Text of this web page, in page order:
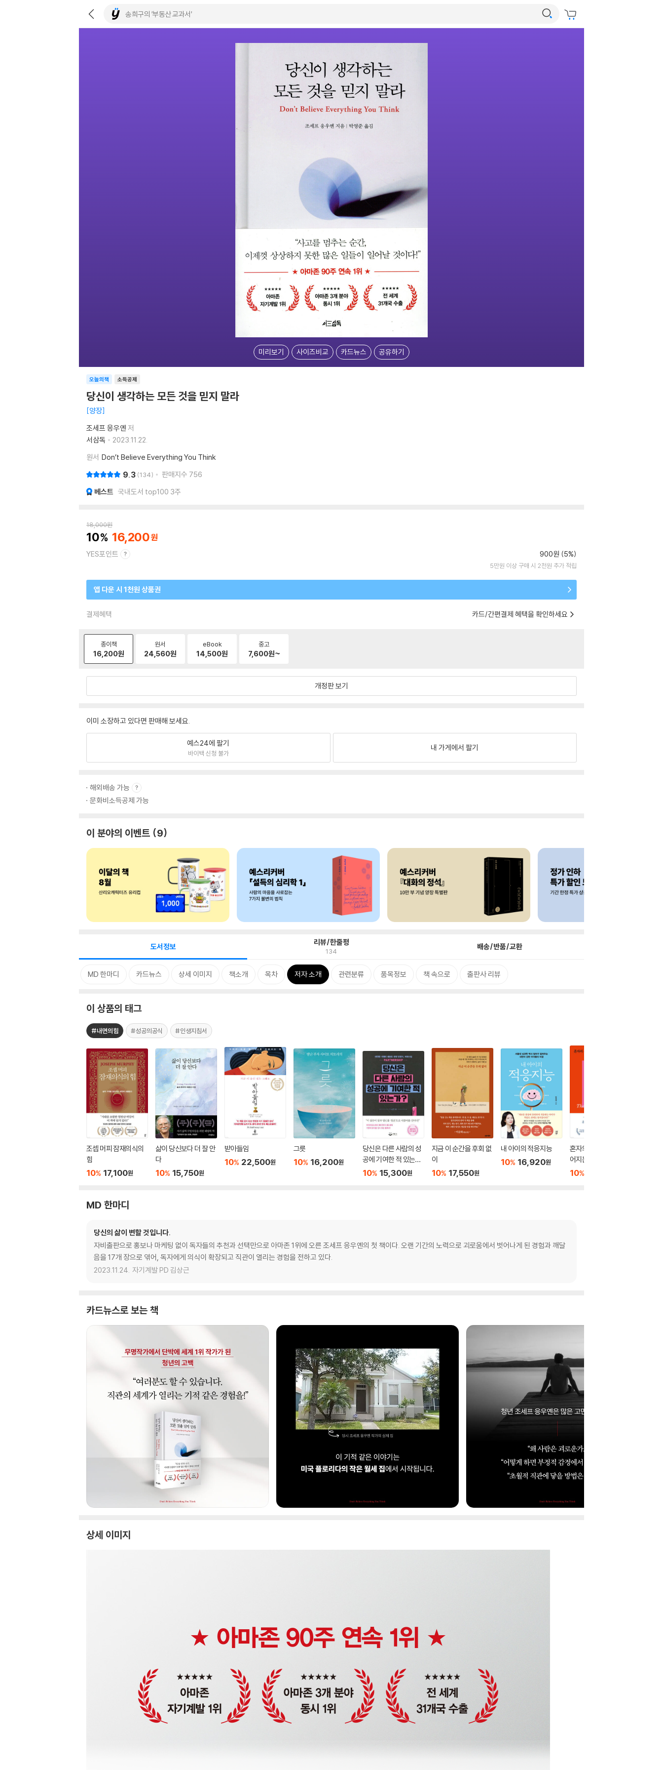
미리보기 사이즈비교 카드뉴스 공유하기
소득공제
오늘의책
당신이 생각하는 모든 것을 믿지 말라
양장
조세프 응우옌 저
서삼독
2023.11.22.
원서 Don’t Believe Everything You Think
9.3 134 판매지수 756
베스트 국내도서 top100 3주
18,000원
10 16,200
YES포인트 900원 (5%)
5만원 이상 구매 시 2천원 추가 적립
앱 다운 시 1천원 상품권
결제혜택 카드/간편결제 혜택을 확인하세요
종이책
16,200원
원서
24,560원
eBook
14,500원
중고
7,600원~
개정판 보기
이미 소장하고 있다면 판매해 보세요.
예스24에 팔기
바이백 신청 불가
내 가게에서 팔기
해외배송 가능
문화비소득공제 가능
이 분야의 이벤트 9
도서정보 리뷰/한줄평
134 배송/반품/교환
MD 한마디 카드뉴스 상세 이미지 책소개 목차 저자 소개 관련분류 품목정보 책 속으로 출판사 리뷰
이 상품의 태그
#내면의힘 #성공의공식 #인생지침서
조셉 머피 잠재의식의
힘
10% 17,100원
삶이 당신보다 더 잘 안
다
10% 15,750원
받아들임
10% 22,500원
그릇
10% 16,200원
당신은 다른 사람의 성
공에 기여한 적 있는
가?
10% 15,300원
지금 이 순간을 후회 없
이
10% 17,550원
내 아이의 적응지능
10% 16,920원
혼자의 시간으로 더 깊
어지는 법에 관하여
10%
MD 한마디
당신의 삶이 변할 것입니다.
자비출판으로 홍보나 마케팅 없이 독자들의 추천과 선택만으로 아마존 1위에 오른 조세프 응우옌의 첫 책이다. 오랜 기간의 노력으로 괴로움에서 벗어나게 된 경험과 깨달
음을 17개 장으로 엮어, 독자에게 의식이 확장되고 직관이 열리는 경험을 전하고 있다.
2023.11.24. 자기계발 PD 김상근
카드뉴스로 보는 책
상세 이미지